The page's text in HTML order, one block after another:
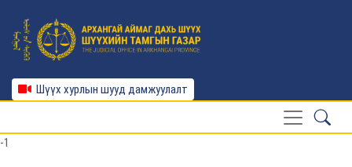
Шүүх хурлын шууд дамжуулалт
-1